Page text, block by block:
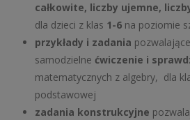
całkowite, liczby ujemne,
dla dzieci z klas 1-6 na poziomie
przykłady i zadania
samodzielne ćwiczenie i
matematycznych z algebry, dla
podstawowej
zadania konstrukcyjne